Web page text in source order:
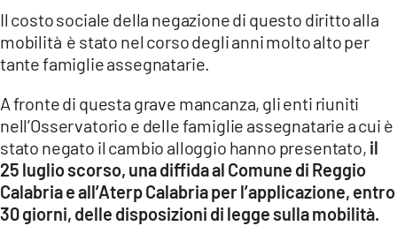
ANDROID
APPLE
Il costo sociale della negazione di questo diritto alla
mobilità è stato nel corso degli anni molto alto per
tante famiglie assegnatarie.
A fronte di questa grave mancanza, gli enti riuniti
nell’Osservatorio e delle famiglie assegnatarie a cui è
stato negato il cambio alloggio hanno presentato, il
25 luglio scorso, una diffida al Comune di Reggio
Calabria e all’Aterp Calabria per l’applicazione, entro
30 giorni, delle disposizioni di legge sulla mobilità.